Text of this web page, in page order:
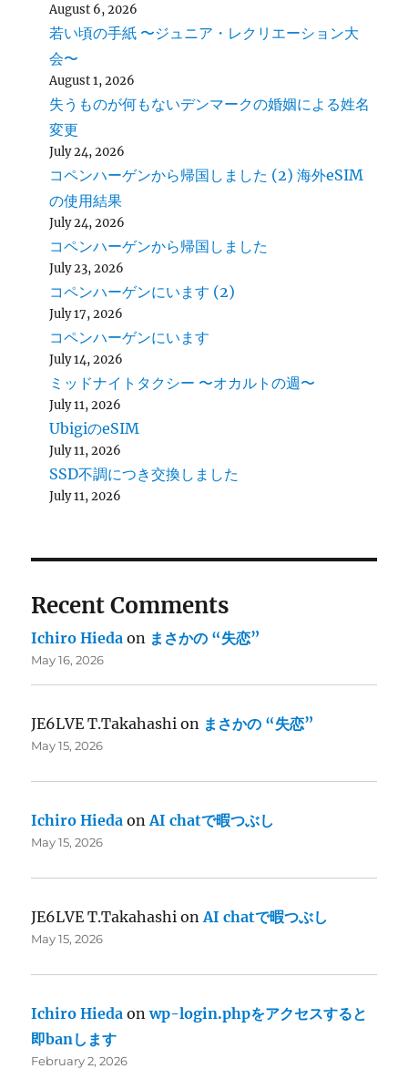
August 6, 2026
若い頃の手紙 〜ジュニア・レクリエーション大
会〜
August 1, 2026
失うものが何もないデンマークの婚姻による姓名
変更
July 24, 2026
コペンハーゲンから帰国しました (2) 海外eSIM
の使用結果
July 24, 2026
コペンハーゲンから帰国しました
July 23, 2026
コペンハーゲンにいます (2)
July 17, 2026
コペンハーゲンにいます
July 14, 2026
ミッドナイトタクシー 〜オカルトの週〜
July 11, 2026
UbigiのeSIM
July 11, 2026
SSD不調につき交換しました
July 11, 2026
Recent Comments
Ichiro Hieda on まさかの “失恋”
May 16, 2026
JE6LVE T.Takahashi on まさかの “失恋”
May 15, 2026
Ichiro Hieda onAI chatで暇つぶし
May 15, 2026
JE6LVE T.Takahashi onAI chatで暇つぶし
May 15, 2026
Ichiro Hieda onwp-login.phpをアクセスすると
即banします
February 2, 2026